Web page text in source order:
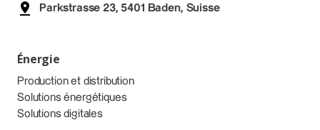
Parkstrasse 23, 5401 Baden, Suisse
Énergie
Production et distribution
Solutions énergétiques
Solutions digitales